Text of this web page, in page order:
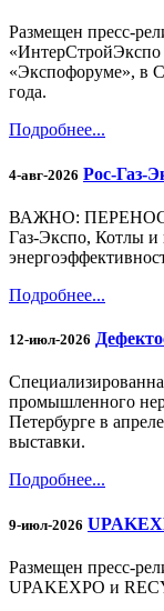
Размещен пресс-
«ИнтерСтройЭкспо
«Экспофоруме», в
года.
Подробнее...
4-авг-2026 Рос-Газ-
ВАЖНО: ПЕРЕНОС
Газ-Экспо, Котлы и
Подробнее...
12-июл-2026
промышленного
Петербурге в
выставки.
Подробнее...
9-июл-2026
Размещен пресс-
UPAKEXPO и